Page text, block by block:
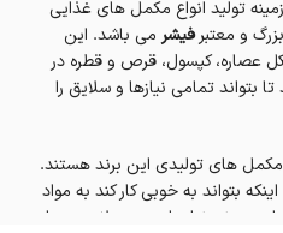
تولید انواع مکمل های غذایی
و معتبرفیشرمی باشد. این
عصاره، کپسول، قرص و قطره در
بتواند تمامی نیازها و سلایق را
های تولیدی این برند هستند.
بتواند به خوبی کار کند به مواد
معدنی نیاز دارد. معمولا پیروی از